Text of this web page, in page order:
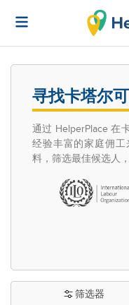
寻找卡塔尔
通过 HelperPlace 在
经验丰富的家庭佣
料，筛选最佳候选人
筛选器